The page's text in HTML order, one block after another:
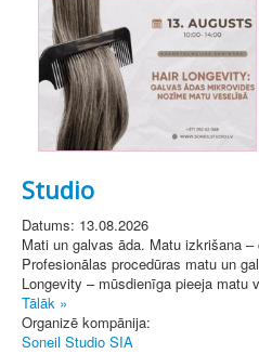
Studio
Datums: 13.08.2026
Mati un galvas āda. Matu izkrišana
Profesionālas procedūras matu un
Longevity – mūsdienīga pieeja matu
Tālāk »
Organizē kompānija:
Soneil Studio SIA